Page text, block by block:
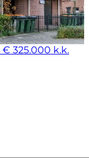
€ 325.000 k.k.